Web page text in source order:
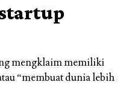
mengklaim memiliki
“membuat dunia lebih